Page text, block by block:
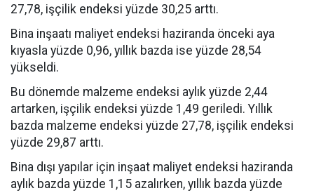
27,78, işçilik endeksi yüzde 30,25 arttı.
Bina inşaatı maliyet endeksi haziranda önceki aya
kıyasla yüzde 0,96, yıllık bazda ise yüzde 28,54
yükseldi.
Bu dönemde malzeme endeksi aylık yüzde 2,44
artarken, işçilik endeksi yüzde 1,49 geriledi. Yıllık
bazda malzeme endeksi yüzde 27,78, işçilik endeksi
yüzde 29,87 arttı.
Bina dışı yapılar için inşaat maliyet endeksi haziranda
aylık bazda yüzde 1,15 azalırken, yıllık bazda yüzde